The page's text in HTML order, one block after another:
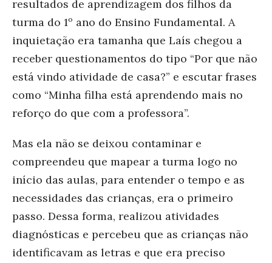
resultados de aprendizagem dos filhos da
turma do 1º ano do Ensino Fundamental. A
inquietação era tamanha que Laís chegou a
receber questionamentos do tipo “Por que não
está vindo atividade de casa?” e escutar frases
como “Minha filha está aprendendo mais no
reforço do que com a professora”.
Mas ela não se deixou contaminar e
compreendeu que mapear a turma logo no
início das aulas, para entender o tempo e as
necessidades das crianças, era o primeiro
passo. Dessa forma, realizou atividades
diagnósticas e percebeu que as crianças não
identificavam as letras e que era preciso